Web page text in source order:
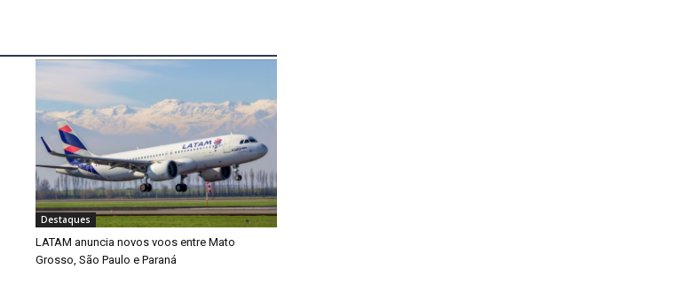
Destaques
LATAM anuncia novos voos entre Mato
Grosso, São Paulo e Paraná